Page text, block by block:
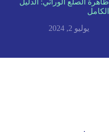
ظاهرة الصلع الوراثي: الدليل
الكامل
يوليو 2, 2024